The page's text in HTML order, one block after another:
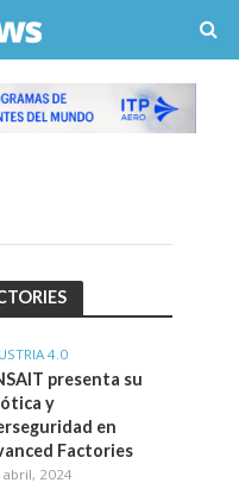
4.0
presenta su
y
en
Factories
abril, 2024